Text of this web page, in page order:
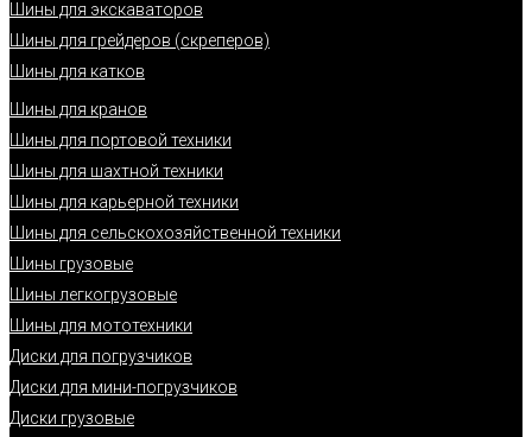
Шины для экскаваторов
Шины для грейдеров (скреперов)
Шины для катков
Шины для кранов
Шины для портовой техники
Шины для шахтной техники
Шины для карьерной техники
Шины для сельскохозяйственной техники
Шины грузовые
Шины легкогрузовые
Шины для мототехники
Диски для погрузчиков
Диски для мини-погрузчиков
Диски грузовые